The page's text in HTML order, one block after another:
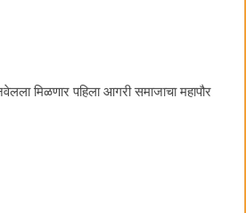
मिळणार पहिला आगरी समाजाचा महापौर